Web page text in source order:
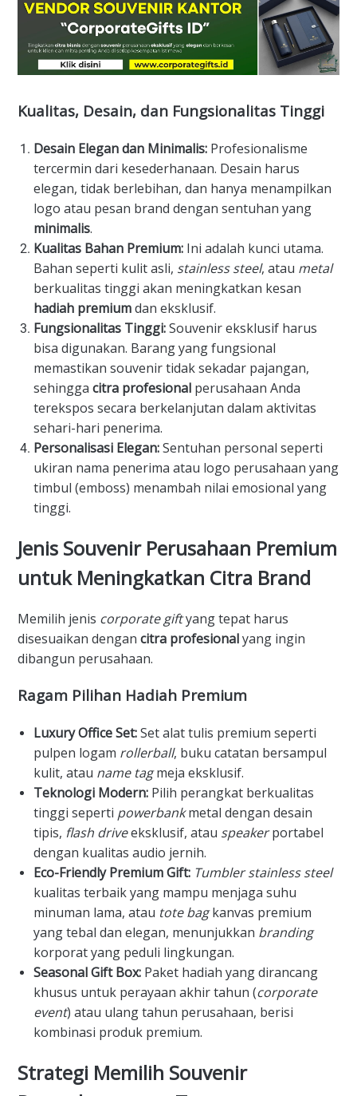
​Kualitas, Desain, dan Fungsionalitas Tinggi
Desain Elegan dan Minimalis: Profesionalisme
tercermin dari kesederhanaan. Desain harus
elegan, tidak berlebihan, dan hanya menampilkan
logo atau pesan brand dengan sentuhan yang
minimalis.
Kualitas Bahan Premium: Ini adalah kunci utama.
Bahan seperti kulit asli, stainless steel, atau metal
berkualitas tinggi akan meningkatkan kesan
hadiah premiumdan eksklusif.
Fungsionalitas Tinggi:Souvenir eksklusif harus
bisa digunakan. Barang yang fungsional
memastikan souvenir tidak sekadar pajangan,
sehingga citra profesional perusahaan Anda
terekspos secara berkelanjutan dalam aktivitas
sehari-hari penerima.
Personalisasi Elegan:Sentuhan personal seperti
ukiran nama penerima atau logo perusahaan yang
timbul (emboss) menambah nilai emosional yang
tinggi.
​Jenis Souvenir Perusahaan Premium
untuk Meningkatkan Citra Brand
​Memilih jenis corporate giftyang tepat harus
disesuaikan dengan citra profesionalyang ingin
dibangun perusahaan.
​Ragam Pilihan Hadiah Premium
Luxury Office Set:Set alat tulis premium seperti
pulpen logam rollerball, buku catatan bersampul
kulit, atau name tagmeja eksklusif.
Teknologi Modern: Pilih perangkat berkualitas
tinggi seperti powerbankmetal dengan desain
tipis, flash driveeksklusif, atau speakerportabel
dengan kualitas audio jernih.
Eco-Friendly Premium Gift: Tumbler stainless steel
kualitas terbaik yang mampu menjaga suhu
minuman lama, atau tote bagkanvas premium
yang tebal dan elegan, menunjukkan branding
korporat yang peduli lingkungan.
Seasonal Gift Box: Paket hadiah yang dirancang
khusus untuk perayaan akhir tahun (corporate
event) atau ulang tahun perusahaan, berisi
kombinasi produk premium.
​Strategi Memilih Souvenir